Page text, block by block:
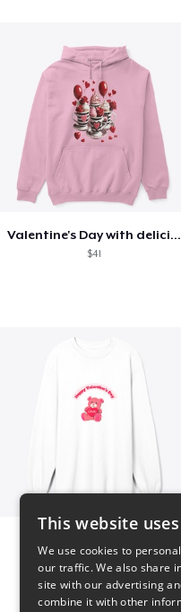
Valentine's Day with delicious food
$41
This website
We use cookies to
our traffic. We also share
site with our advertising
combine it with other